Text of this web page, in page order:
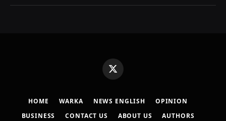
X
(Twitter)
HOME WARKA NEWS ENGLISH
OPINION
BUSINESS
CONTACT US ABOUT US AUTHORS